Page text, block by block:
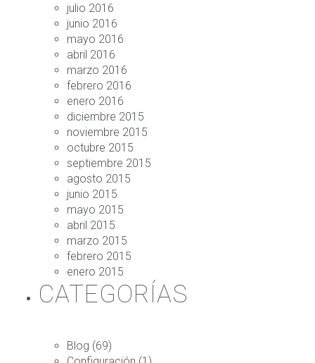
julio 2016
junio 2016
mayo 2016
abril 2016
marzo 2016
febrero 2016
enero 2016
diciembre 2015
noviembre 2015
octubre 2015
septiembre 2015
agosto 2015
junio 2015
mayo 2015
abril 2015
marzo 2015
febrero 2015
enero 2015
CATEGORÍAS
Blog (69)